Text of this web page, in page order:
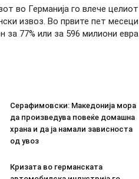
во Германија го влече целиот
извоз. Во првите пет месеци
за 77% или за 596 милиони евра
Серафимовски: Македонија мора
да произведува повеќе домашна
храна и да ја намали зависноста
од увоз
Кризата во германската